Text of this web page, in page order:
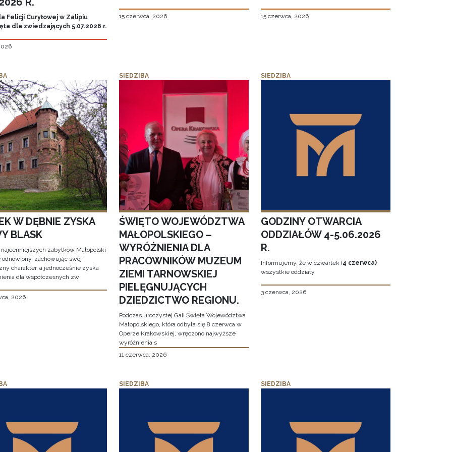
Felicji Curyłowej w Zalipiu
dla zwiedzających 5.07.2026 r.
15 czerwca, 2026 15 czerwca, 2026
W DĘBNIE ZYSKA
BLASK
zabytków Małopolski
odnowiony, zachowując swój
charakter, a jednocześnie zyska
dla współczesnych zw
2026
SIEDZIBA
ŚWIĘTO WOJEWÓDZTWA
MAŁOPOLSKIEGO –
WYRÓŻNIENIA DLA
PRACOWNIKÓW MUZEUM
ZIEMI TARNOWSKIEJ
PIELĘGNUJĄCYCH
DZIEDZICTWO REGIONU.
Podczas uroczystej Gali Święta Województwa
Małopolskiego, która odbyła się 8 czerwca w
Operze Krakowskiej, wręczono najwyższe
wyróżnienia s
11 czerwca, 2026
SIEDZIBA
GODZINY OTWARCIA
ODDZIAŁÓW 4-5.06.2026
R.
Informujemy, że w czwartek (4 czerwca)
wszystkie oddziały
3 czerwca, 2026
SIEDZIBA SIEDZIBA